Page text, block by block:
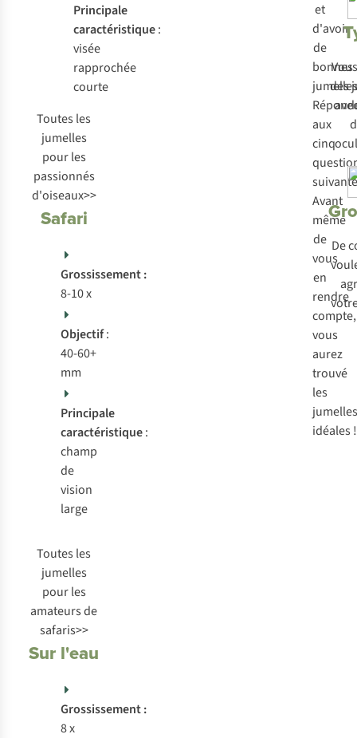
Principale
caractéristique:
visée
rapprochée
courte
Toutes les
jumelles
pour les
passionnés
d'oiseaux>>
Safari
Grossissement :
8-10 x
Objectif:
40-60+
mm
Principale
caractéristique:
champ
de
vision
large
Toutes les
jumelles
pour les
amateurs de
safaris>>
Sur l'eau
Grossissement :
8 x
et
d'avoir
de
bonnes
aux
cinq
Avant
même
de
vous
en
rendre
compte,
vous
aurez
trouvé
les
jumelles
idéales !
des
De